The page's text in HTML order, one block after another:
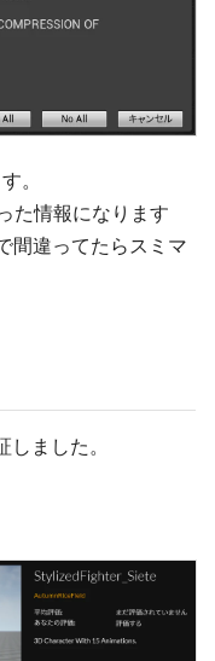
。
た情報になります
間違ってたらスミマ
ました。